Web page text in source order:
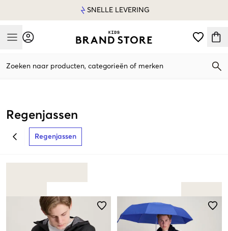
SNELLE LEVERING
Mobile Menu
Zoeken naar producten, categorieën of merken
Regenjassen
BACK Regenjassen